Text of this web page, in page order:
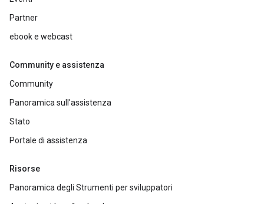
Partner
ebook e webcast
Community e assistenza
Community
Panoramica sull'assistenza
Stato
Portale di assistenza
Risorse
Panoramica degli Strumenti per sviluppatori